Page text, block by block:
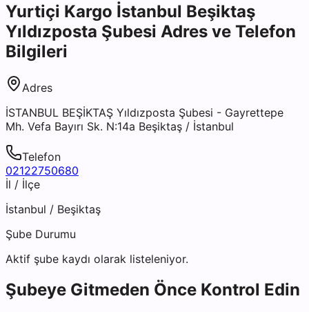
Yurtiçi Kargo İstanbul Beşiktaş
Yıldızposta Şubesi Adres ve Telefon
Bilgileri
Adres
İSTANBUL BEŞİKTAŞ Yıldızposta Şubesi - Gayrettepe
Mh. Vefa Bayırı Sk. N:14a Beşiktaş / İstanbul
Telefon
02122750680
İl / İlçe
İstanbul / Beşiktaş
Şube Durumu
Aktif şube kaydı olarak listeleniyor.
Şubeye Gitmeden Önce Kontrol Edin